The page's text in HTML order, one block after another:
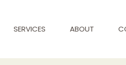
SERVICES ABOUT